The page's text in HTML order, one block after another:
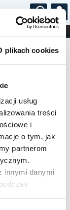
plikach cookies
usług
treści
i
o tym, jak
partnerom
innymi danymi
...
UP